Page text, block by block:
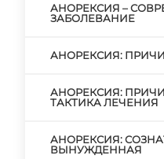
АНОРЕКСИЯ –
ЗАБОЛЕВАНИЕ
АНОРЕКСИЯ:
АНОРЕКСИЯ:
ТАКТИКА ЛЕЧЕНИЯ
АНОРЕКСИЯ:
ВЫНУЖДЕННАЯ